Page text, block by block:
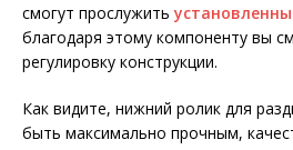
смогут прослужить
благодаря этому компоненту вы
регулировку конструкции.
Как видите, нижний ролик для
быть максимально прочным,